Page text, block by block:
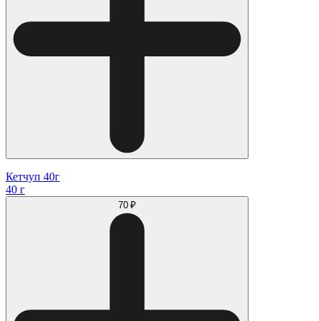
Кетчуп 40г
40 г
70 ₽